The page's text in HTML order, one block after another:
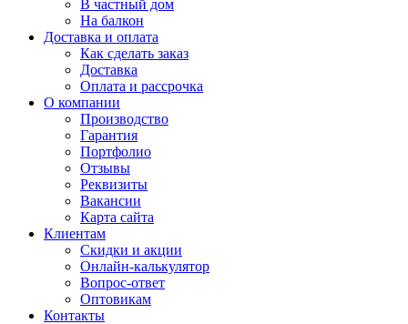
В частный дом
На балкон
Доставка и оплата
Как сделать заказ
Доставка
Оплата и рассрочка
О компании
Производство
Гарантия
Портфолио
Отзывы
Реквизиты
Вакансии
Карта сайта
Клиентам
Скидки и акции
Онлайн-калькулятор
Вопрос-ответ
Оптовикам
Контакты